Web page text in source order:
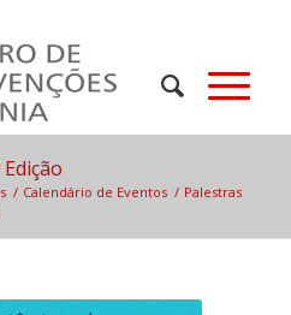
/ Calendário de Eventos / Palestras